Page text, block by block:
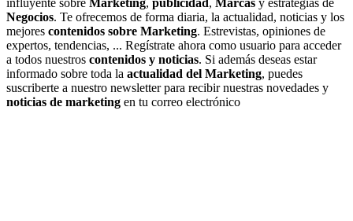
influyente sobre Marketing, publicidad , Marcas y estrategias de
Negocios. Te ofrecemos de forma diaria, la actualidad, noticias y los
mejores contenidos sobre Marketing. Estrevistas, opiniones de
expertos, tendencias, ... Regístrate ahora como usuario para acceder
a todos nuestros contenidos y noticias. Si además deseas estar
informado sobre toda la actualidad del Marketing, puedes
suscriberte a nuestro newsletter para recibir nuestras novedades y
noticias de marketing en tu correo electrónico